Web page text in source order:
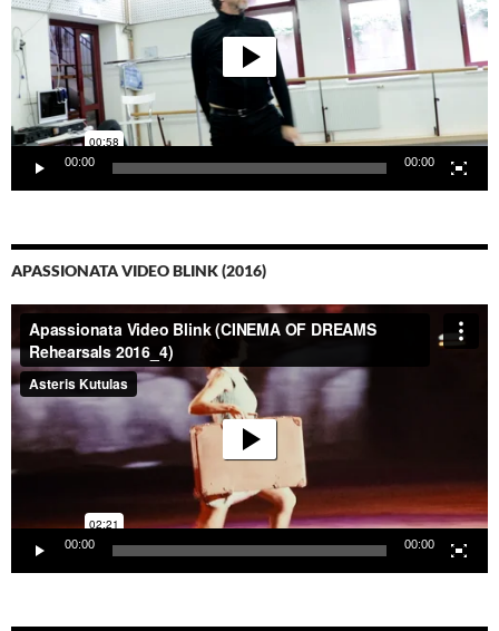
00:00 00:00
APASSIONATA VIDEO BLINK (2016)
Video-
Player
00:00 00:00